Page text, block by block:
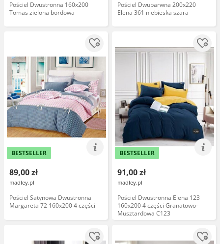
Pościel Dwustronna 160x200
Tomas zielona bordowa
Pościel Dwubarwna 200x220
Elena 361 niebieska szara
BESTSELLER
89,00 zł
madley.pl
Pościel Satynowa Dwustronna
Margareta 72 160x200 4 części
BESTSELLER
91,00 zł
madley.pl
Pościel Dwustronna Elena 123
160x200 4 części Granatowo-
Musztardowa C123